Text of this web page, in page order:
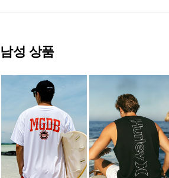
남성 상품